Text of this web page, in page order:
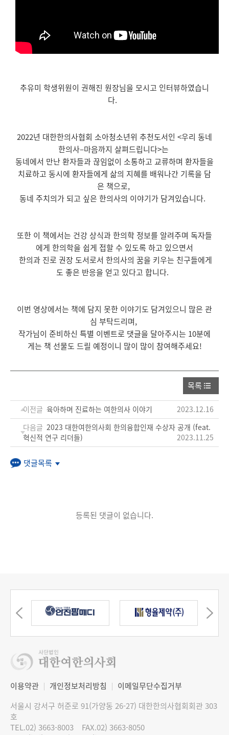
추유미 학생위원이 권해진 원장님을 모시고 인터뷰하였습니
다.
2022년 대한한의사협회 소아청소년위 추천도서인 <우리 동네
한의사–마음까지 살펴드립니다>는
동네에서 만난 환자들과 끊임없이 소통하고 교류하며 환자들을
치료하고 동시에 환자들에게 삶의 지혜를 배워나간 기록을 담
은 책으로,
동네 주치의가 되고 싶은 한의사의 이야기가 담겨있습니다.
또한 이 책에서는 건강 상식과 한의학 정보를 알려주며 독자들
에게 한의학을 쉽게 접할 수 있도록 하고 있으면서
한의과 진로 권장 도서로서 한의사의 꿈을 키우는 친구들에게
도 좋은 반응을 얻고 있다고 합니다.
이번 영상에서는 책에 담지 못한 이야기도 담겨있으니 많은 관
심 부탁드리며,
작가님이 준비하신 특별 이벤트로 댓글을 달아주시는 10분에
게는 책 선물도 드릴 예정이니 많이 많이 참여해주세요!
목록
이전글 육아하며 진료하는 여한의사 이야기
2023.12.16
다음글 2023 대한여한의사회 한의융합인재 수상자 공개 (feat.
혁신적 연구 리더들)
2023.11.25
댓글목록
등록된 댓글이 없습니다.
이용약관 개인정보처리방침
이메일무단수집거부
서울시 강서구 허준로 91(가양동 26-27) 대한한의사협회회관 303
호
TEL.02) 3663-8003
FAX.02) 3663-8050